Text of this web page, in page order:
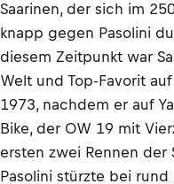
Saarinen, der sich im
knapp gegen Pasolini
diesem Zeitpunkt war
Welt und Top-Favorit
1973, nachdem er auf
Bike, der OW 19 mit
ersten zwei Rennen der
Pasolini stürzte bei